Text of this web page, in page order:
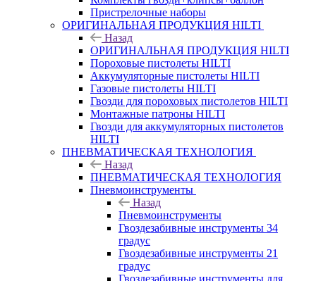
Пристрелочные наборы
ОРИГИНАЛЬНАЯ ПРОДУКЦИЯ HILTI
Назад
ОРИГИНАЛЬНАЯ ПРОДУКЦИЯ HILTI
Пороховые пистолеты HILTI
Аккумуляторные пистолеты HILTI
Газовые пистолеты HILTI
Гвозди для пороховых пистолетов HILTI
Монтажные патроны HILTI
Гвозди для аккумуляторных пистолетов
HILTI
ПНЕВМАТИЧЕСКАЯ ТЕХНОЛОГИЯ
Назад
ПНЕВМАТИЧЕСКАЯ ТЕХНОЛОГИЯ
Пневмоинструменты
Назад
Пневмоинструменты
Гвоздезабивные инструменты 34
градус
Гвоздезабивные инструменты 21
градус
Гвоздезабивные инструменты для